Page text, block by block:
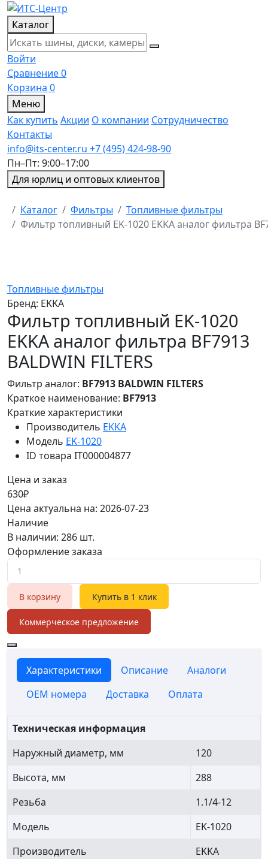
Каталог
Войти
Сравнение0
Корзина 0
Меню
Как купить Акции О компании Сотрудничество
Контакты
info@its-center.ru +7 (495) 424-98-90
Пн–Пт: 9:00–17:00
Для юрлиц и оптовых клиентов
Главная
Каталог Фильтры
Топливные фильтры
Фильтр топливный EK-1020 EKKA аналог фильтра
Топливные фильтры
Бренд: EKKA
Фильтр топливный EK-1020
EKKA аналог фильтра BF7913
BALDWIN FILTERS
Фильтр аналог: BF7913 BALDWIN FILTERS
Краткое наименование: BF7913
Краткие характеристики
Производитель EKKA
Модель EK-1020
ID товара IT000004877
Цена и заказ
630₽
Цена актуальна на: 2026-07-23
Наличие
В наличии: 286 шт.
Оформление заказа
В корзину Купить в 1 клик
Коммерческое предложение
Характеристики Описание
Аналоги
OEM номера
Доставка Оплата
Техническая информация
Наружный диаметр, мм
120
Высота, мм
288
Резьба
1.1/4-12
Модель
EK-1020
Производитель
EKKA